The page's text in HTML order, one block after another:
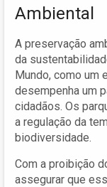
Ambiental
A preservação
da
Mundo, como um
desempenha um
cidadãos. Os
a regulação da
biodiversidade.
Com a proibição
assegurar que